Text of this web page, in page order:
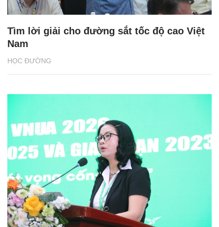
HỌC ĐƯỜNG
Tìm lời giải cho đường sắt tốc độ cao Việt
Nam